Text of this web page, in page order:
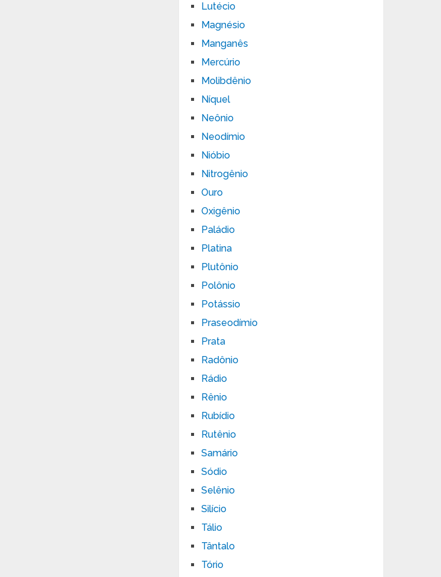
Lutécio
Magnésio
Manganês
Mercúrio
Molibdênio
Níquel
Neônio
Neodímio
Nióbio
Nitrogênio
Ouro
Oxigênio
Paládio
Platina
Plutônio
Polônio
Potássio
Praseodímio
Prata
Radônio
Rádio
Rênio
Rubídio
Rutênio
Samário
Sódio
Selênio
Silício
Tálio
Tântalo
Tório